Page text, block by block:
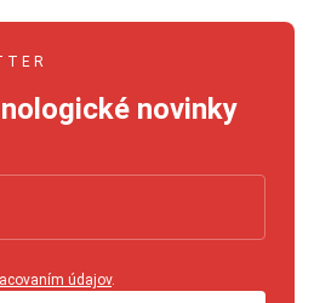
novinky
údajov.